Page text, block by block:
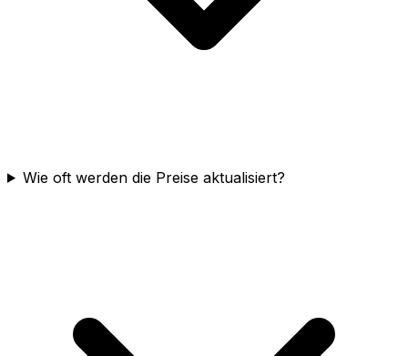
Wie oft werden die Preise aktualisiert?